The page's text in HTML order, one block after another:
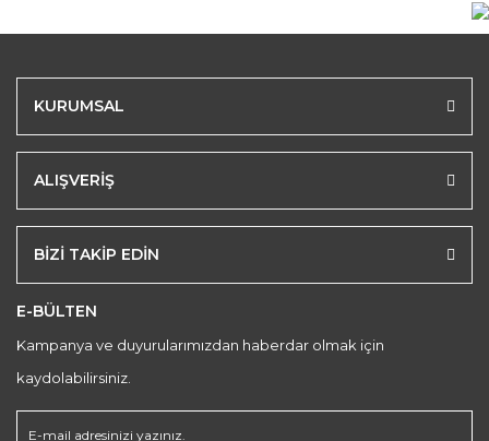
KURUMSAL
ALIŞVERİŞ
BİZİ TAKİP EDİN
E-BÜLTEN
Kampanya ve duyurularımızdan haberdar olmak için
kaydolabilirsiniz.